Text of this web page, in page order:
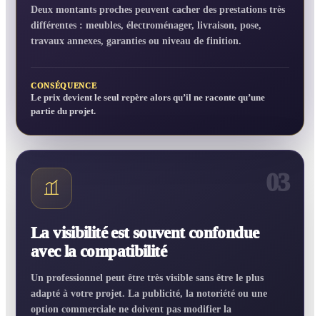
Deux montants proches peuvent cacher des prestations très
différentes : meubles, électroménager, livraison, pose,
travaux annexes, garanties ou niveau de finition.
CONSÉQUENCE
Le prix devient le seul repère alors qu’il ne raconte qu’une
partie du projet.
03
La visibilité est souvent confondue
avec la compatibilité
Un professionnel peut être très visible sans être le plus
adapté à votre projet. La publicité, la notoriété ou une
option commerciale ne doivent pas modifier la